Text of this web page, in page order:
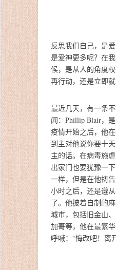
反思我们自己，是
是爱神更多呢？在
候，是从人的角度
再行动，还是立即就
最近几天，有一条
闻：Phillip Blair，是
疫情开始之后，他
到主对他说你要十
主的话。在病毒施
出家门也要犹豫一
一样，但是在他祷
小时之后，还是遵
了。他披着自制的
城市，包括旧金山
加哥等，他在最繁
呼喊：“悔改吧！离